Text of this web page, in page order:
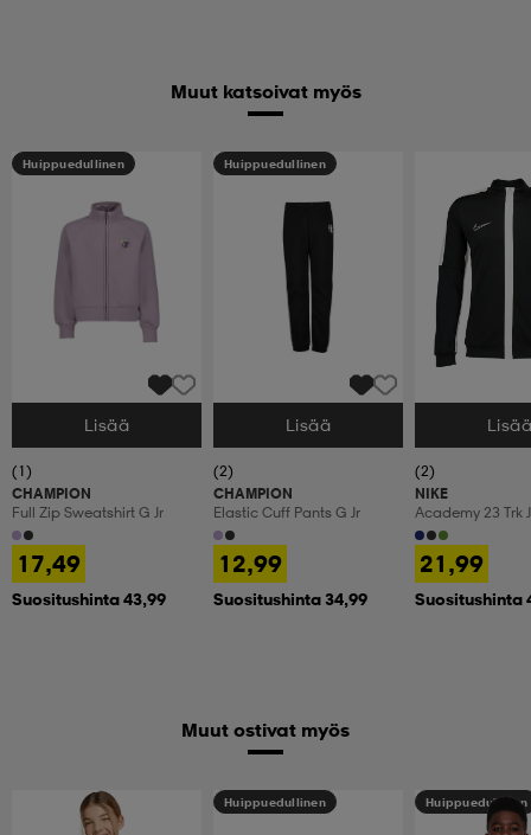
Muut katsoivat myös
Huippuedullinen
Valitse Koko
Lisää
(1)
CHAMPION
Full Zip Sweatshirt G Jr
17,49
Suositushinta 43,99
Huippuedullinen
Valitse Koko
Lisää
(2)
CHAMPION
Elastic Cuff Pants G Jr
12,99
Suositushinta 34,99
Valitse Koko
(2)
NIKE
Academy 23 Trk
21,99
Suositushinta
Muut ostivat myös
Huippuedullinen Huippuedullinen